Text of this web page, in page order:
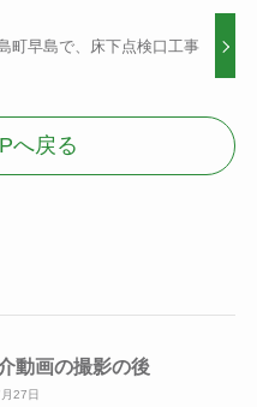
町早島で、床下点検口工事
へ戻る
動画の撮影の後
27日